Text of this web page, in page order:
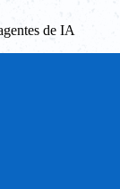
de IA